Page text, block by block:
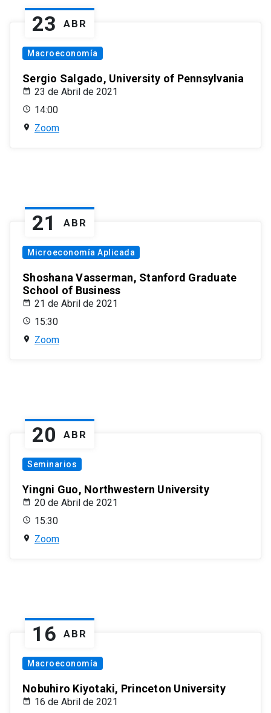
23 ABR
Macroeconomía
Sergio Salgado, University of Pennsylvania
23 de Abril de 2021
14:00
Zoom
21 ABR
Microeconomía Aplicada
Shoshana Vasserman, Stanford Graduate
School of Business
21 de Abril de 2021
15:30
Zoom
20 ABR
Seminarios
Yingni Guo, Northwestern University
20 de Abril de 2021
15:30
Zoom
16 ABR
Macroeconomía
Nobuhiro Kiyotaki, Princeton University
16 de Abril de 2021